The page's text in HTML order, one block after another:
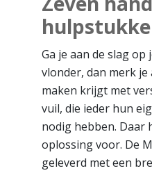
Ga je aan de slag
vlonder, dan merk je
maken krijgt met
vuil, die ieder hun
nodig hebben. Daar
oplossing voor. De
geleverd met een